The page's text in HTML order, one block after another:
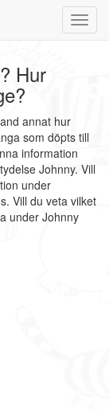
Hur
annat hur
som döpts till
information
Johnny. Vill
under
Vill du veta vilket
under Johnny